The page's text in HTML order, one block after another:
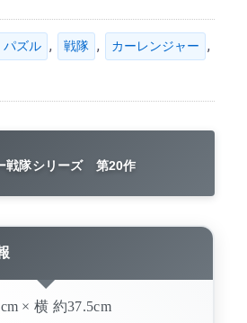
パズル , 戦隊 , カーレンジャー ,
戦隊シリーズ 第20作
× 横 約37.5cm